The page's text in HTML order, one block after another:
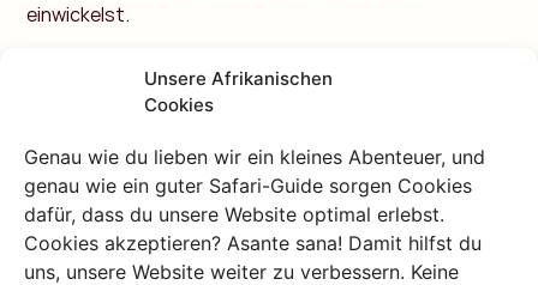
Unsere Afrikanischen
Cookies
Genau wie du lieben wir ein kleines Abenteuer, und
genau wie ein guter Safari-Guide sorgen Cookies
dafür, dass du unsere Website optimal erlebst.
Cookies akzeptieren? Asante sana! Damit hilfst du
uns, unsere Website weiter zu verbessern. Keine
einwickelst.